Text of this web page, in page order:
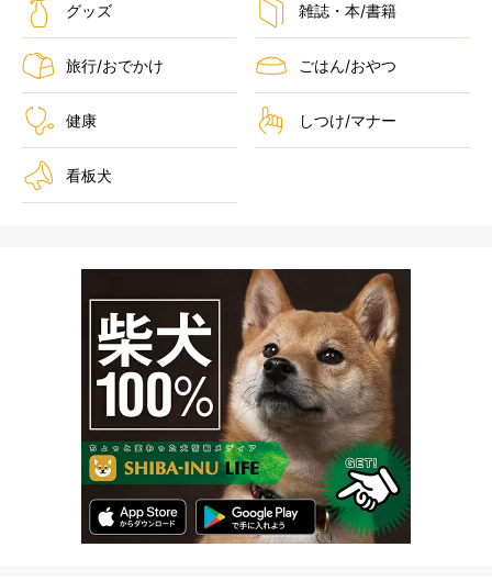
グッズ 雑誌・本/書籍
旅行/おでかけ ごはん/おやつ
健康 しつけ/マナー
看板犬